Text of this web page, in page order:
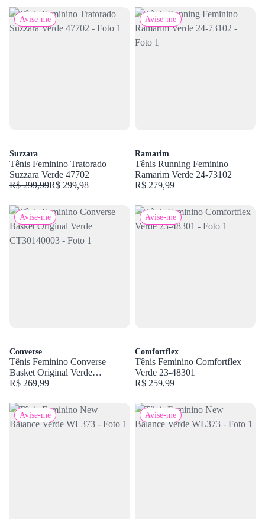
Avise-me
Suzzara
Tênis Feminino Tratorado
Suzzara Verde 47702
R$ 299,99R$ 299,98
Avise-me
Ramarim
Tênis Running Feminino
Ramarim Verde 24-73102
R$ 279,99
Avise-me
Converse
Tênis Feminino Converse
Basket Original Verde
CT30140003
R$ 269,99
Avise-me
Comfortflex
Tênis Feminino Comfortflex
Verde 23-48301
R$ 259,99
Avise-me Avise-me